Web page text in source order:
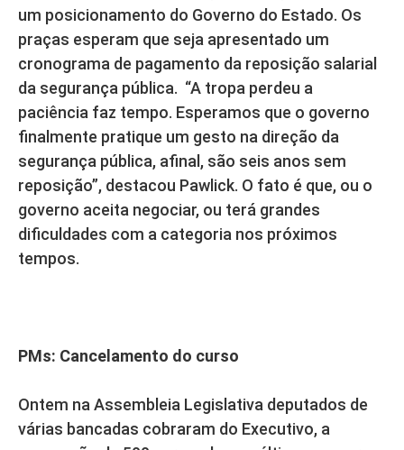
um posicionamento do Governo do Estado. Os
praças esperam que seja apresentado um
cronograma de pagamento da reposição salarial
da segurança pública. “A tropa perdeu a
paciência faz tempo. Esperamos que o governo
finalmente pratique um gesto na direção da
segurança pública, afinal, são seis anos sem
reposição”, destacou Pawlick. O fato é que, ou o
governo aceita negociar, ou terá grandes
dificuldades com a categoria nos próximos
tempos.
PMs: Cancelamento do curso
Ontem na Assembleia Legislativa deputados de
várias bancadas cobraram do Executivo, a